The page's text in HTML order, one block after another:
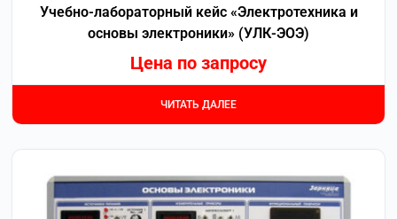
Учебно-лабораторный кейс «Электротехника и
основы электроники» (УЛК-ЭОЭ)
Цена по запросу
ЧИТАТЬ ДАЛЕЕ